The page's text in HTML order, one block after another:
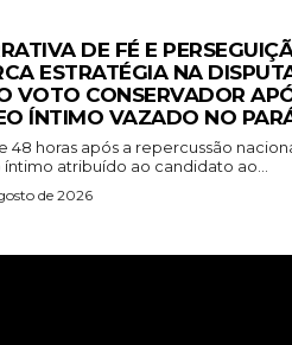
DE FÉ E
ESTRATÉGIA NA
VOTO CONSERVADOR
ÍNTIMO VAZADO NO
48 horas após a repercussão
íntimo atribuído ao candidato ao...
de 2026